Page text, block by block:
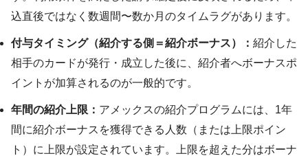
込直後ではなく数週間〜数か月のタイムラグがあります。
付与タイミング（紹介する側＝紹介ボーナス）： 紹介した
相手のカードが発行・成立した後に、紹介者へボーナスポ
イントが加算されるのが一般的です。
年間の紹介上限： アメックスの紹介プログラムには、1年
間に紹介ボーナスを獲得できる人数（または上限ポイン
ト）に上限が設定されています。上限を超えた分はボーナ